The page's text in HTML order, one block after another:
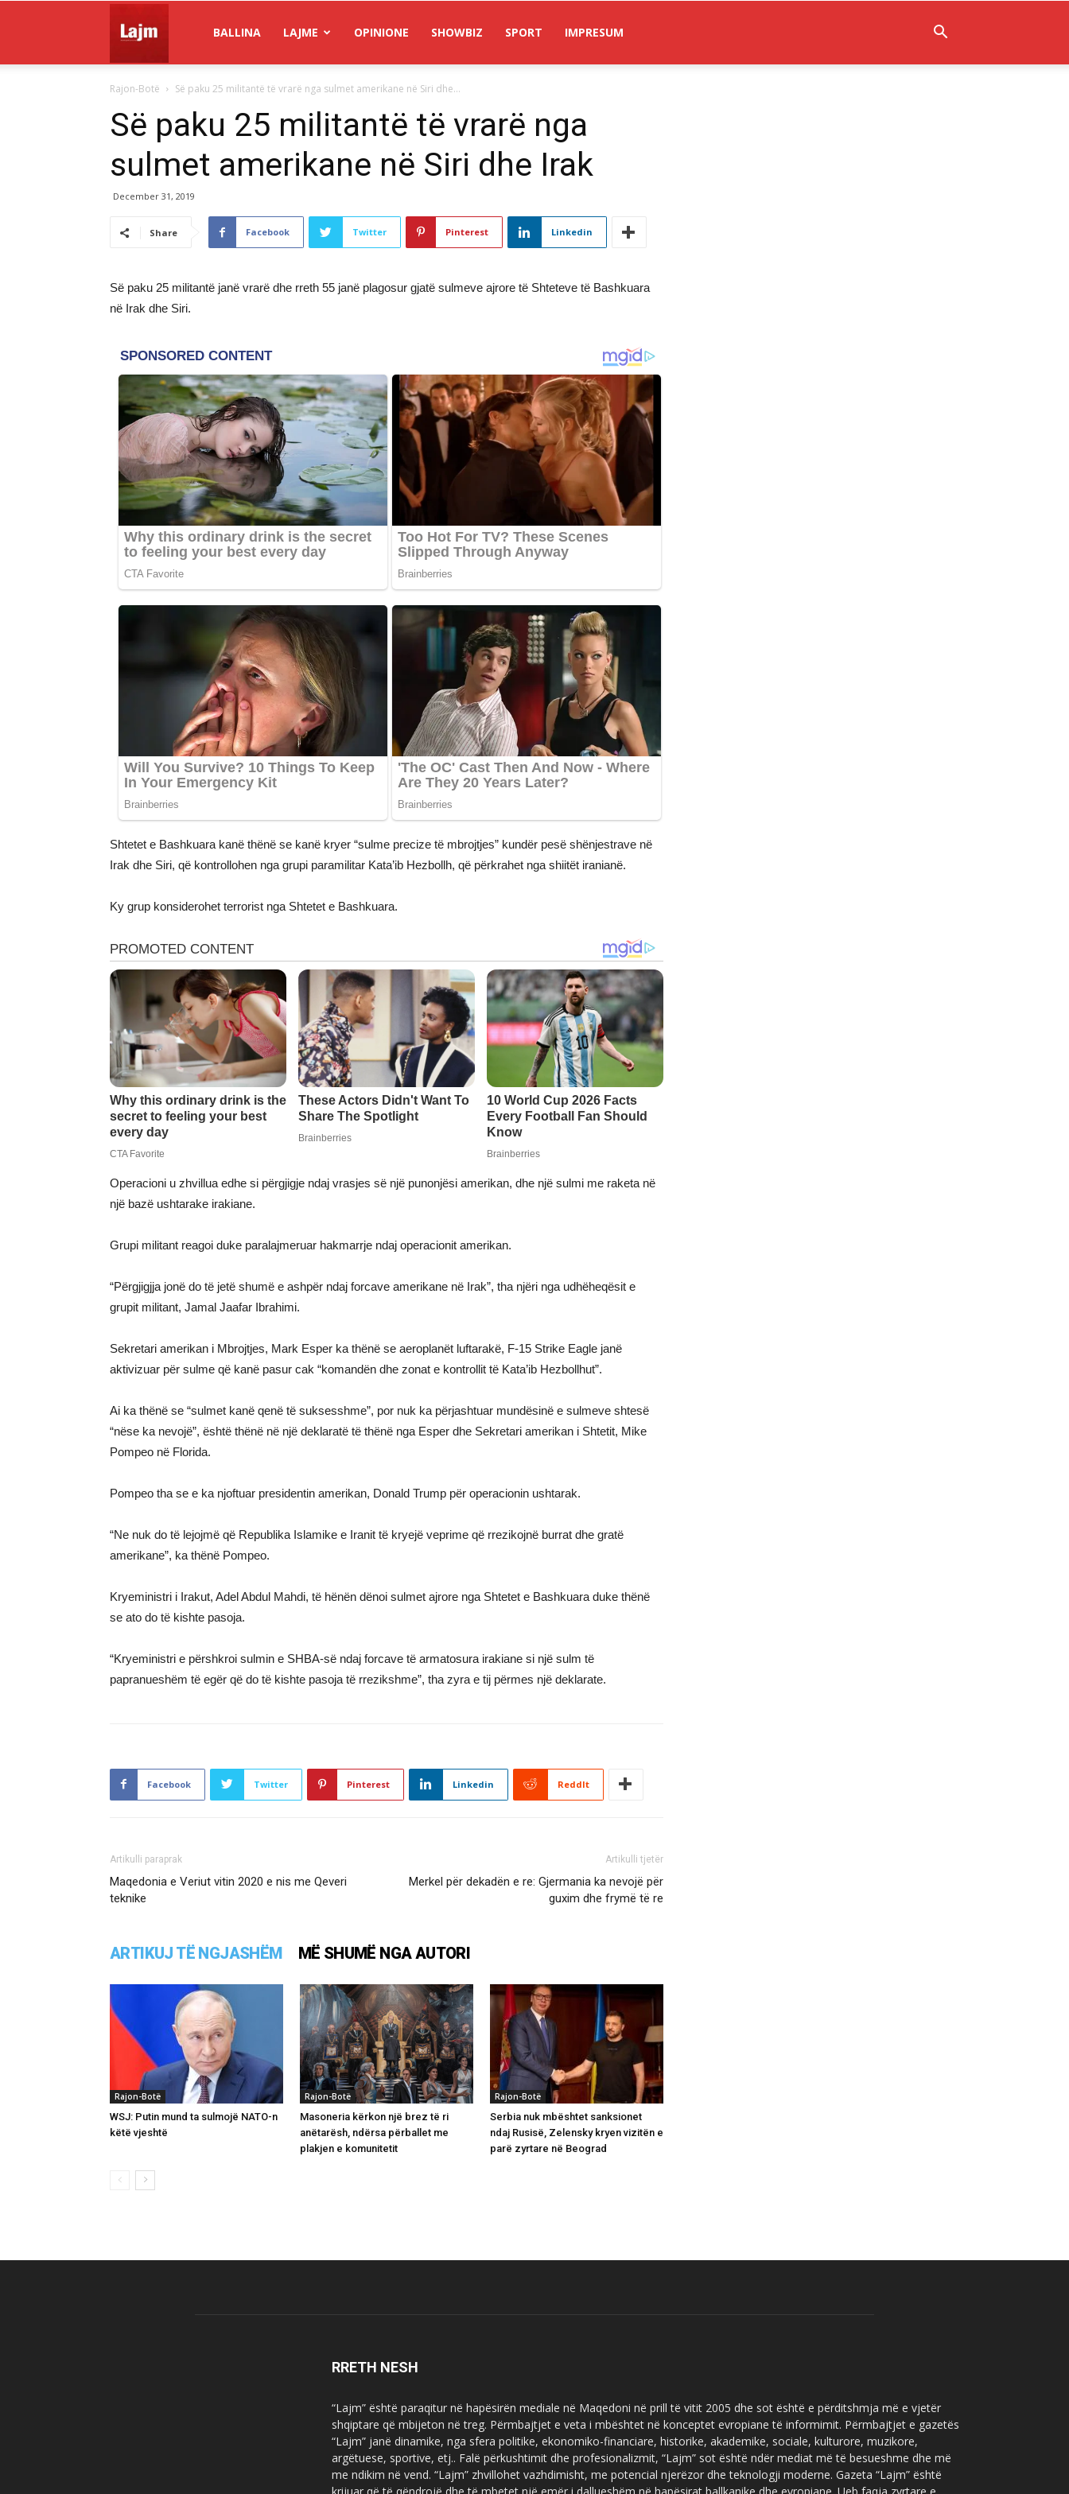
Lajm
BALLINA LAJME OPINIONE SHOWBIZ SPORT IMPRESUM
Rajon-Botë Së paku 25 militantë të vrarë nga sulmet amerikane në Siri dhe...
Së paku 25 militantë të vrarë nga
sulmet amerikane në Siri dhe Irak
December 31, 2019
Share Facebook Twitter Pinterest Linkedin
Së paku 25 militantë janë vrarë dhe rreth 55 janë plagosur gjatë sulmeve ajrore të Shteteve të Bashkuara
në Irak dhe Siri.
Shtetet e Bashkuara kanë thënë se kanë kryer “sulme precize të mbrojtjes” kundër pesë shënjestrave në
Irak dhe Siri, që kontrollohen nga grupi paramilitar Kata’ib Hezbollh, që përkrahet nga shiitët iranianë.
Ky grup konsiderohet terrorist nga Shtetet e Bashkuara.
Operacioni u zhvillua edhe si përgjigje ndaj vrasjes së një punonjësi amerikan, dhe një sulmi me raketa në
një bazë ushtarake irakiane.
Grupi militant reagoi duke paralajmeruar hakmarrje ndaj operacionit amerikan.
“Përgjigjja jonë do të jetë shumë e ashpër ndaj forcave amerikane në Irak”, tha njëri nga udhëheqësit e
grupit militant, Jamal Jaafar Ibrahimi.
Sekretari amerikan i Mbrojtjes, Mark Esper ka thënë se aeroplanët luftarakë, F-15 Strike Eagle janë
aktivizuar për sulme që kanë pasur cak “komandën dhe zonat e kontrollit të Kata’ib Hezbollhut”.
Ai ka thënë se “sulmet kanë qenë të suksesshme”, por nuk ka përjashtuar mundësinë e sulmeve shtesë
“nëse ka nevojë”, është thënë në një deklaratë të thënë nga Esper dhe Sekretari amerikan i Shtetit, Mike
Pompeo në Florida.
Pompeo tha se e ka njoftuar presidentin amerikan, Donald Trump për operacionin ushtarak.
“Ne nuk do të lejojmë që Republika Islamike e Iranit të kryejë veprime që rrezikojnë burrat dhe gratë
amerikane”, ka thënë Pompeo.
Kryeministri i Irakut, Adel Abdul Mahdi, të hënën dënoi sulmet ajrore nga Shtetet e Bashkuara duke thënë
se ato do të kishte pasoja.
“Kryeministri e përshkroi sulmin e SHBA-së ndaj forcave të armatosura irakiane si një sulm të
papranueshëm të egër që do të kishte pasoja të rrezikshme”, tha zyra e tij përmes një deklarate.
Facebook Twitter Pinterest Linkedin ReddIt
Artikulli paraprak
Maqedonia e Veriut vitin 2020 e nis me Qeveri
teknike
Artikulli tjetër
Merkel për dekadën e re: Gjermania ka nevojë për
guxim dhe frymë të re
ARTIKUJ TË NGJASHËM MË SHUMË NGA AUTORI
Rajon-Botë
WSJ: Putin mund ta sulmojë NATO-n
këtë vjeshtë
Rajon-Botë
Masoneria kërkon një brez të ri
anëtarësh, ndërsa përballet me
plakjen e komunitetit
Rajon-Botë
Serbia nuk mbështet sanksionet
ndaj Rusisë, Zelensky kryen vizitën e
parë zyrtare në Beograd
RRETH NESH
“Lajm” është paraqitur në hapësirën mediale në Maqedoni në prill të vitit 2005 dhe sot është e përditshmja më e vjetër
shqiptare që mbijeton në treg. Përmbajtjet e veta i mbështet në konceptet evropiane të informimit. Përmbajtjet e gazetës
“Lajm” janë dinamike, nga sfera politike, ekonomiko-financiare, historike, akademike, sociale, kulturore, muzikore,
argëtuese, sportive, etj.. Falë përkushtimit dhe profesionalizmit, “Lajm” sot është ndër mediat më të besueshme dhe më
me ndikim në vend. “Lajm” zhvillohet vazhdimisht, me potencial njerëzor dhe teknologji moderne. Gazeta “Lajm” është
krijuar që të qëndrojë dhe të mbetet një emër i dallueshëm në hapësirat ballkanike dhe evropiane. Ueb faqja zyrtare e